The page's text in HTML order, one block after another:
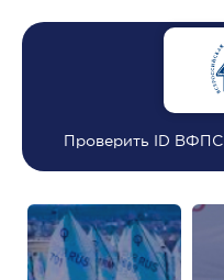
Проверить ID ВФПС